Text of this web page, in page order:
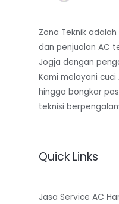
Zona Teknik
dan penjualan AC
Jogja dengan
Kami melayani cuci
hingga bongkar
teknisi
Quick Links
Jasa Service AC